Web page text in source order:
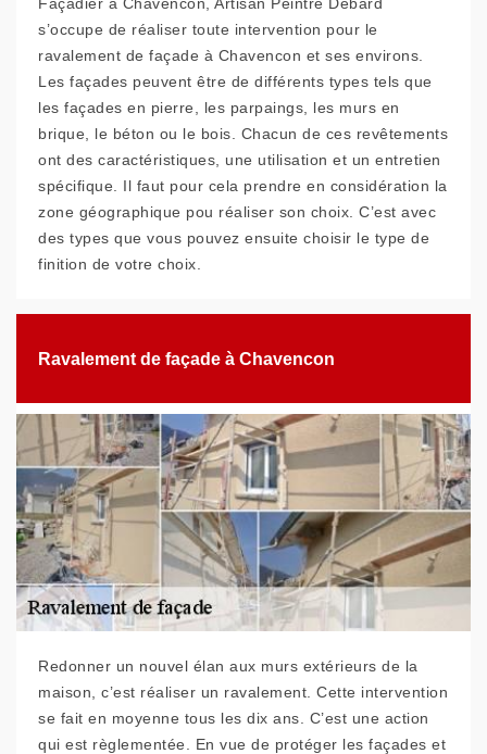
s’occupe de réaliser toute intervention pour le
ravalement de façade à Chavencon et ses environs.
Les façades peuvent être de différents types tels que
les façades en pierre, les parpaings, les murs en
brique, le béton ou le bois. Chacun de ces revêtements
ont des caractéristiques, une utilisation et un entretien
spécifique. Il faut pour cela prendre en considération la
zone géographique pou réaliser son choix. C’est avec
des types que vous pouvez ensuite choisir le type de
finition de votre choix.
Ravalement de façade à Chavencon
Redonner un nouvel élan aux murs extérieurs de la
maison, c’est réaliser un ravalement. Cette intervention
se fait en moyenne tous les dix ans. C’est une action
qui est règlementée. En vue de protéger les façades et